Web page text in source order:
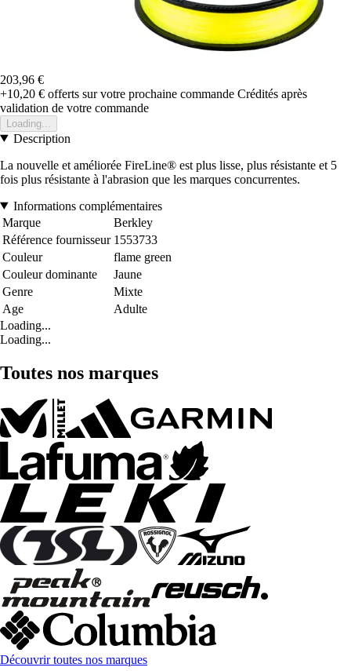
203,96 €
+10,20 € offerts sur votre prochaine commande Crédités après
validation de votre commande
Loading...
Description
La nouvelle et améliorée FireLine® est plus lisse, plus résistante et 5
fois plus résistante à l'abrasion que les marques concurrentes.
Informations complémentaires
Marque
Berkley
Référence fournisseur 1553733
Couleur
flame green
Couleur dominante
Jaune
Genre
Mixte
Age
Adulte
Loading...
Loading...
Toutes nos marques
Découvrir toutes nos marques